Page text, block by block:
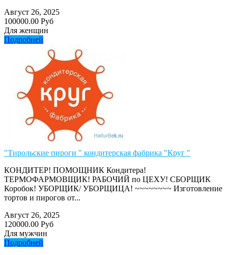
Август 26, 2025
100000.00 Руб
Для женщин
Подробней
"Тирольские пироги " кондитерская фабрика "Круг "
КОНДИТЕР! ПОМОЩНИК Кондитера!
ТЕРМОФАРМОВЩИК! РАБОЧИЙ по ЦЕХУ! СБОРЩИК
Коробок! УБОРЩИК/ УБОРЩИЦА! ~~~~~~~~ Изготовление
тортов и пирогов от...
Август 26, 2025
120000.00 Руб
Для мужчин
Подробней